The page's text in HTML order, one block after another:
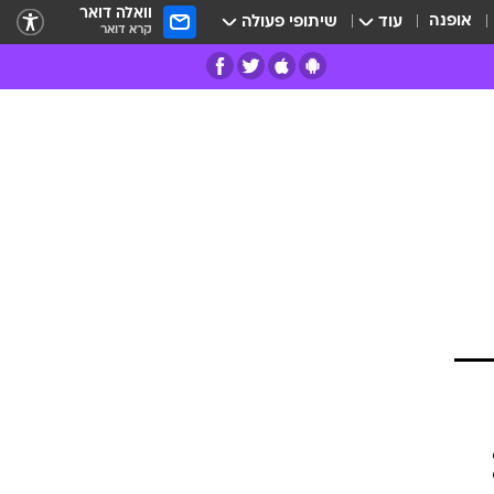
אופנה עוד שיתופי פעולה וואלה דואר
קרא דואר